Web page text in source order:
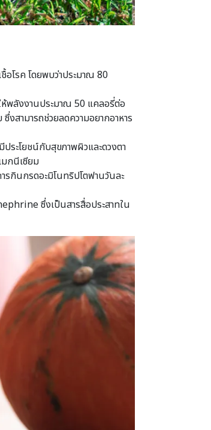
อโรค โดยพบว่าประมาณ 80
พลังงานประมาณ 50 แคลอรี่ต่อ
สามารถช่วยลดความอยากอาหาร
ระโยชน์กับสุขภาพผิวและดวงตา
มกนีเซียม
กินกรดอะมิโนทริปโตฟานวันละ
ซึ่งเป็นสารสื่อประสาทใน